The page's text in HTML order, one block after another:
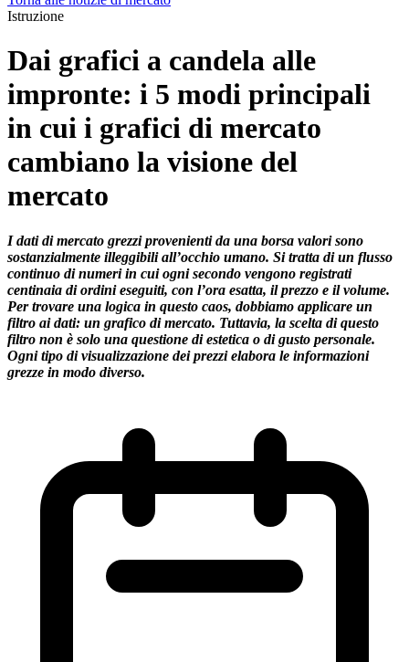
Istruzione
Dai grafici a candela alle
impronte: i 5 modi principali
in cui i grafici di mercato
cambiano la visione del
mercato
I dati di mercato grezzi provenienti da una borsa valori sono
sostanzialmente illeggibili all’occhio umano. Si tratta di un flusso
continuo di numeri in cui ogni secondo vengono registrati
centinaia di ordini eseguiti, con l’ora esatta, il prezzo e il volume.
Per trovare una logica in questo caos, dobbiamo applicare un
filtro ai dati: un grafico di mercato. Tuttavia, la scelta di questo
filtro non è solo una questione di estetica o di gusto personale.
Ogni tipo di visualizzazione dei prezzi elabora le informazioni
grezze in modo diverso.